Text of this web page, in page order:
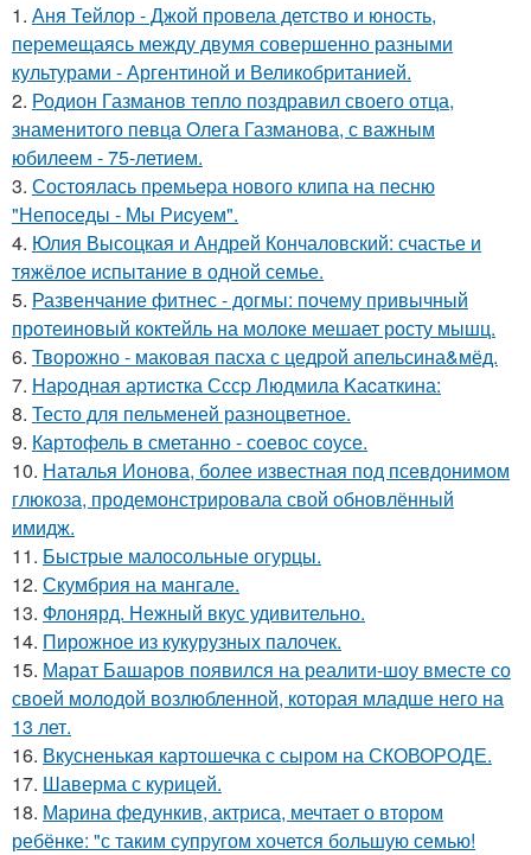
1. Аня Тейлор - Джой провела детство и юность,
перемещаясь между двумя совершенно разными
культурами - Аргентиной и Великобританией.
2. Родион Газманов тепло поздравил своего отца,
знаменитого певца Олега Газманова, с важным
юбилеем - 75-летием.
3. Состоялась пpeмьepа нового клипа на песню
"Непоседы - Мы Риcуем".
4. Юлия Высоцкая и Андрей Кончаловский: счастье и
тяжёлое испытание в одной семье.
5. Развенчание фитнес - догмы: почему привычный
протеиновый коктейль на молоке мешает росту мышц.
6. Творожно - маковая пасха с цедрой апельсина&мёд.
7. Hаpoдная аpтиcтка Сссp Людмила Kаcаткина:
8. Тесто для пельменей разноцветное.
9. Картофель в сметанно - соевос соусе.
10. Наталья Ионова, более известная под псевдонимом
глюкоза, продемонстрировала свой обновлённый
имидж.
11. Быстрые малосольные огурцы.
12. Скумбрия на мангале.
13. Флонярд. Нежный вкус удивительно.
14. Пирожное из кукурузных палочек.
15. Марат Башаров появился на реалити-шоу вместе со
своей молодой возлюбленной, которая младше него на
13 лет.
16. Вкусненькая картошечка с сыром на СКОВОРОДЕ.
17. Шаверма с курицей.
18. Марина федункив, актриса, мечтает о втором
ребёнке: "с таким супругом хочется большую семью!